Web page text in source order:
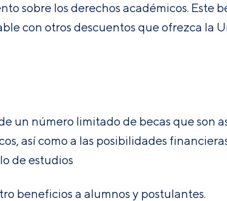
sobre los derechos académicos. Este
con otros descuentos que ofrezca la
un número limitado de becas que son
así como a las posibilidades
de estudios
beneficios a alumnos y postulantes.